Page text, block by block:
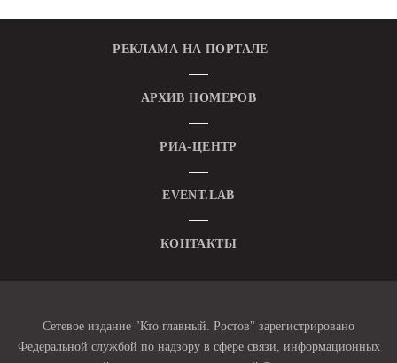
РЕКЛАМА НА ПОРТАЛЕ
АРХИВ НОМЕРОВ
РИА-ЦЕНТР
EVENT.LAB
КОНТАКТЫ
Сетевое издание "Кто главный. Ростов" зарегистрировано
Федеральной службой по надзору в сфере связи, информационных